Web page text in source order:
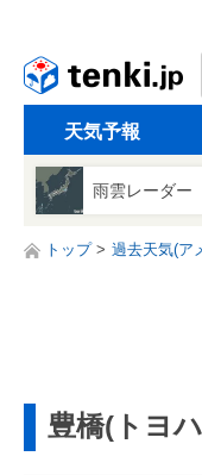
天気予報
雨雲レーダー
トップ 過去天気(ア
豊橋(トヨ